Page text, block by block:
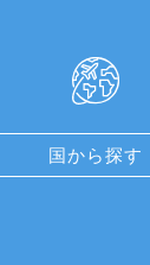
国から探す